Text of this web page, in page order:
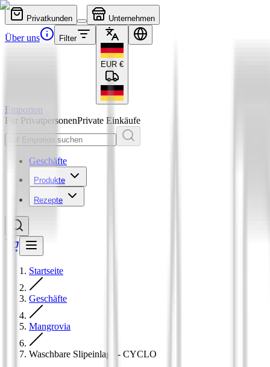
Privatkunden Unternehmen
Über uns Filter
EUR €
Emporion
Für PrivatpersonenPrivate Einkäufe
Geschäfte
Produkte
Rezepte
Startseite
Geschäfte
Mangrovia
Waschbare Slipeinlage - CYCLO